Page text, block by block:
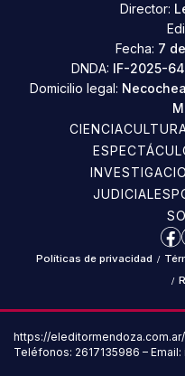
Director:
Fecha: 7
DNDA: IF-2025-
Domicilio legal:
CIENCIA
JUDICIALES
Políticas de privacidad /
/
https://
Teléfonos: 2617135986 –